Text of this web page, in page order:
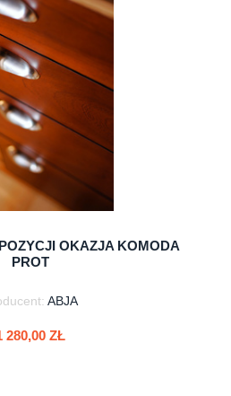
OKAZJA KOMODA
PROT
ABJA
280,00 ZŁ